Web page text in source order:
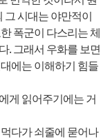
그 시대는 야만적이
폭군이 다스리는 체
. 그래서 우화를 보면
에는 이해하기 힘들
게 읽어주기에는 거
다가 쇠줄에 묻어나